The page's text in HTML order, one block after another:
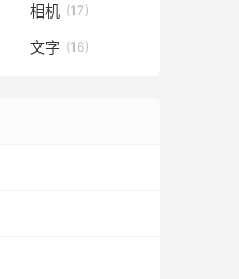
相机 (17)
文字 (16)